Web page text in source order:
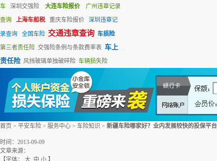
车
深圳交强险 大连车险报价
广州违章记录
查询
上海车船税 重庆车险报价 深圳违章记
录查询 全国车险 交通违章查询 车损险
第三者责任险 交强险条例与条款费率表 车上
责任险 风挡玻璃单独破碎险 车辆损失险
首页 > 平安车险 > 服务中心 > 车险知识 > 新疆车险哪家好？业内发展较快的投保平
时间：2013-09-09
文章来源：
【字体： 大 中 小 】